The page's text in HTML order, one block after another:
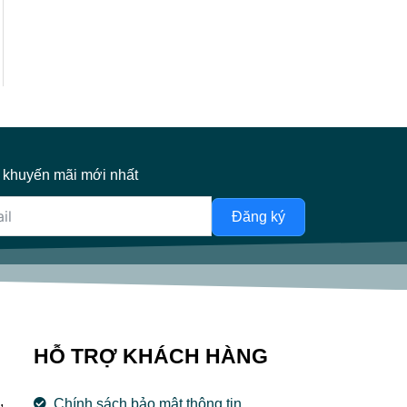
mãi mới nhất
Đăng ký
HỖ TRỢ KHÁCH HÀNG
Chính sách bảo mật thông tin